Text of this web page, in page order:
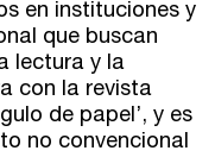
en instituciones y
que buscan
lectura y la
con la revista
de papel’, y es
no convencional